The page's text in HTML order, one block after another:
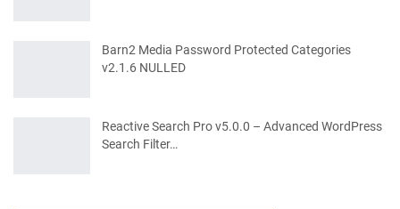
Barn2 Media Password Protected Categories
v2.1.6 NULLED
Reactive Search Pro v5.0.0 – Advanced WordPress
Search Filter…